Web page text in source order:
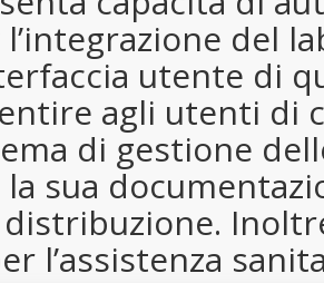
del
utente di
agli utenti di
di gestione
sua
l’assistenza